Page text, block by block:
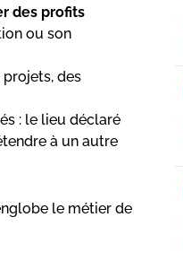
des profits
ou son
des
: le lieu déclaré
à un autre
le métier de